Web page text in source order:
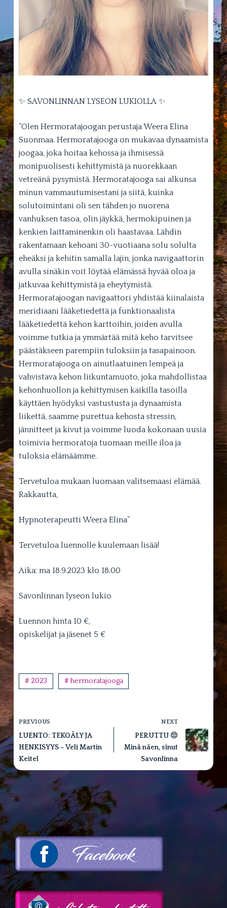
✨ SAVONLINNAN LYSEON LUKIOLLA ✨
”Olen Hermoratajoogan perustaja Weera Elina
Suonmaa. Hermoratajooga on mukavaa dynaamista
joogaa, joka hoitaa kehossa ja ihmisessä
monipuolisesti kehittymistä ja nuorekkaan
vetreänä pysymistä. Hermoratajooga sai alkunsa
minun vammautumisestani ja siitä, kuinka
solutoimintani oli sen tähden jo nuorena
vanhuksen tasoa, olin jäykkä, hermokipuinen ja
kenkien laittaminenkin oli haastavaa. Lähdin
rakentamaan kehoani 30-vuotiaana solu solulta
eheäksi ja kehitin samalla lajin, jonka navigaattorin
avulla sinäkin voit löytää elämässä hyvää oloa ja
jatkuvaa kehittymistä ja eheytymistä.
Hermoratajoogan navigaattori yhdistää kiinalaista
meridiaani lääketiedettä ja funktionaalista
lääketiedettä kehon karttoihin, joiden avulla
voimme tutkia ja ymmärtää mitä keho tarvitsee
päästäkseen parempiin tuloksiin ja tasapainoon.
Hermoratajooga on ainutlaatuinen lempeä ja
vahvistava kehon liikuntamuoto, joka mahdollistaa
kehonhuollon ja kehittymisen kaikilla tasoilla
käyttäen hyödyksi vastustusta ja dynaamista
liikettä, saamme purettua kehosta stressin,
jännitteet ja kivut ja voimme luoda kokonaan uusia
toimivia hermoratoja tuomaan meille iloa ja
tuloksia elämäämme.
Tervetuloa mukaan luomaan valitsemaasi elämää.
Rakkautta,
Hypnoterapeutti Weera Elina”
Tervetuloa luennolle kuulemaan lisää!
Aika: ma 18.9.2023 klo 18.00
Savonlinnan lyseon lukio
Luennon hinta 10 €,
opiskelijat ja jäsenet 5 €
# 2023 # hermoratajooga
PREVIOUS
LUENTO: TEKOÄLY JA
HENKISYYS – Veli Martin
Keitel
NEXT
PERUTTU 😔
Minä näen, sinut
Savonlinna